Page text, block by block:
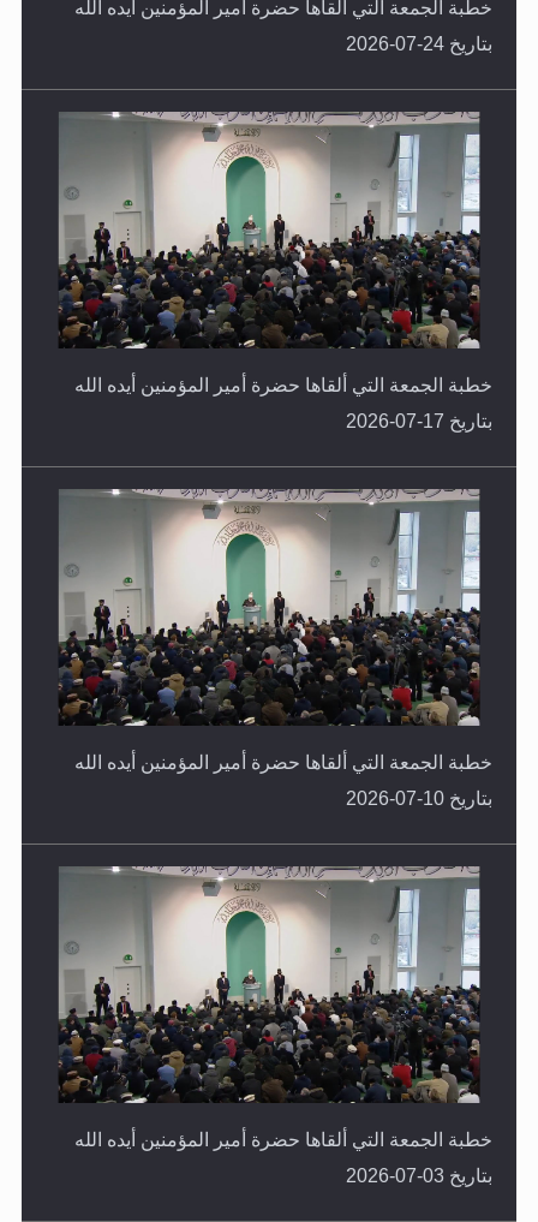
خطبة الجمعة التي ألقاها حضرة أمير المؤمنين أيده الله
بتاريخ 24-07-2026
خطبة الجمعة التي ألقاها حضرة أمير المؤمنين أيده الله
بتاريخ 17-07-2026
خطبة الجمعة التي ألقاها حضرة أمير المؤمنين أيده الله
بتاريخ 10-07-2026
خطبة الجمعة التي ألقاها حضرة أمير المؤمنين أيده الله